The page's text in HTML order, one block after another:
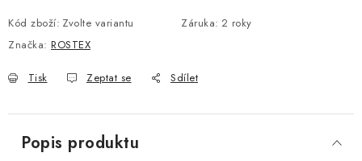
Kontakt O nás Poštovné
Oboroví ODBORNÍCI
Kód zboží: Zvolte variantu Záruka: 2 roky
Značka: ROSTEX
Tisk Zeptat se Sdílet
Popis produktu